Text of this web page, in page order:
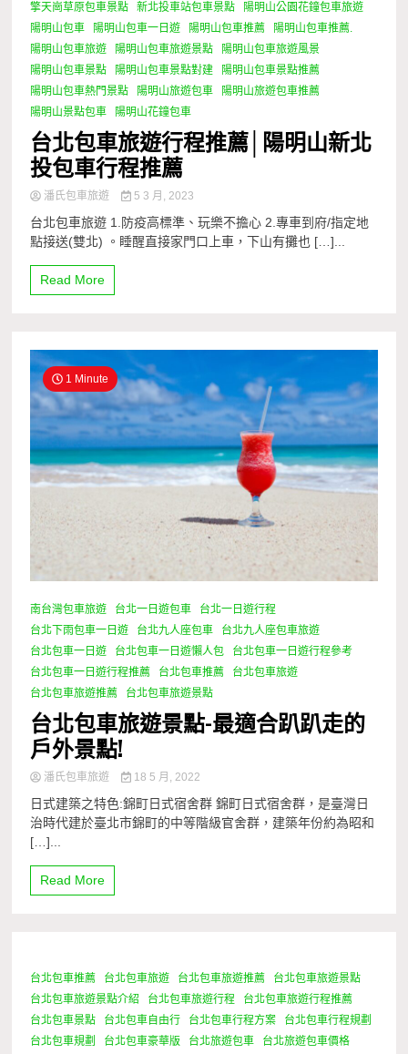
擎天崗草原包車景點
新北投車站包車景點
陽明山公園花鐘包車旅遊
陽明山包車
陽明山包車一日遊 陽明山包車推薦
陽明山包車推薦.
陽明山包車旅遊
陽明山包車旅遊景點
陽明山包車旅遊風景
陽明山包車景點
陽明山包車景點對建
陽明山包車景點推薦
陽明山包車熱門景點
陽明山旅遊包車
陽明山旅遊包車推薦
陽明山景點包車
陽明山花鐘包車
台北包車旅遊行程推薦│陽明山新北
投包車行程推薦
潘氏包車旅遊 5 3 月, 2023
台北包車旅遊 1.防疫高標準、玩樂不擔心 2.專車到府/指定地
點接送(雙北) 。睡醒直接家門口上車，下山有攤也 […]...
Read More
1 Minute
南台灣包車旅遊 台北一日遊包車
台北一日遊行程
台北下雨包車一日遊
台北九人座包車
台北九人座包車旅遊
台北包車一日遊
台北包車一日遊懶人包
台北包車一日遊行程參考
台北包車一日遊行程推薦
台北包車推薦
台北包車旅遊
台北包車旅遊推薦
台北包車旅遊景點
台北包車旅遊景點-最適合趴趴走的
戶外景點!
潘氏包車旅遊 18 5 月, 2022
日式建築之特色:錦町日式宿舍群 錦町日式宿舍群，是臺灣日
治時代建於臺北市錦町的中等階級官舍群，建築年份約為昭和
[…]...
Read More
1 Minute
台北包車推薦 台北包車旅遊 台北包車旅遊推薦
台北包車旅遊景點
台北包車旅遊景點介紹
台北包車旅遊行程
台北包車旅遊行程推薦
台北包車景點
台北包車自由行 台北包車行程方案
台北包車行程規劃
台北包車規劃
台北包車豪華版 台北旅遊包車 台北旅遊包車價格